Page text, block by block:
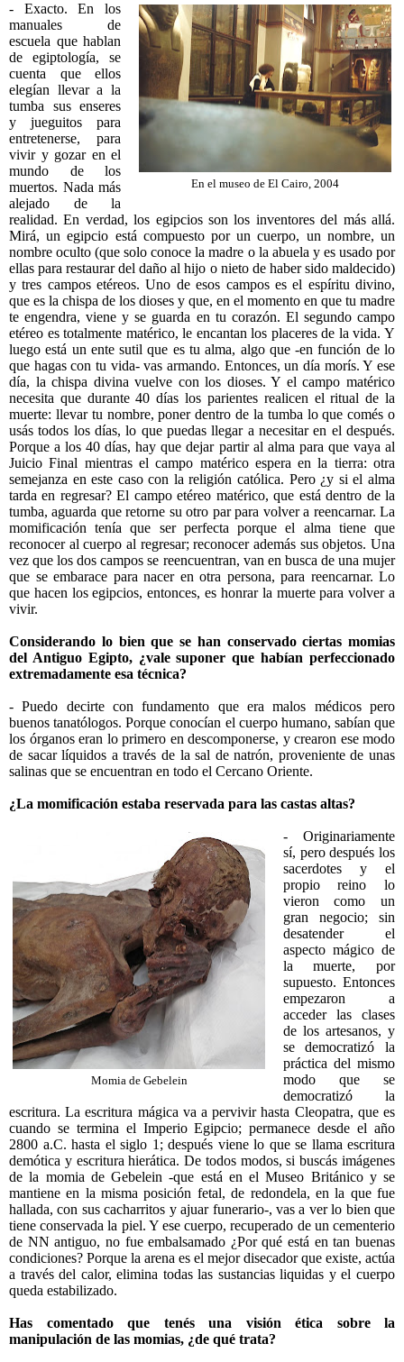
En el museo de El Cairo, 2004
- Exacto. En los
manuales de
escuela que hablan
de egiptología, se
cuenta que ellos
elegían llevar a la
tumba sus enseres
y jueguitos para
entretenerse, para
vivir y gozar en el
mundo de los
muertos. Nada más
alejado de la
realidad. En verdad, los egipcios son los inventores del más allá.
Mirá, un egipcio está compuesto por un cuerpo, un nombre, un
nombre oculto (que solo conoce la madre o la abuela y es usado por
ellas para restaurar del daño al hijo o nieto de haber sido maldecido)
y tres campos etéreos. Uno de esos campos es el espíritu divino,
que es la chispa de los dioses y que, en el momento en que tu madre
te engendra, viene y se guarda en tu corazón. El segundo campo
etéreo es totalmente matérico, le encantan los placeres de la vida. Y
luego está un ente sutil que es tu alma, algo que -en función de lo
que hagas con tu vida- vas armando. Entonces, un día morís. Y ese
día, la chispa divina vuelve con los dioses. Y el campo matérico
necesita que durante 40 días los parientes realicen el ritual de la
muerte: llevar tu nombre, poner dentro de la tumba lo que comés o
usás todos los días, lo que puedas llegar a necesitar en el después.
Porque a los 40 días, hay que dejar partir al alma para que vaya al
Juicio Final mientras el campo matérico espera en la tierra: otra
semejanza en este caso con la religión católica. Pero ¿y si el alma
tarda en regresar? El campo etéreo matérico, que está dentro de la
tumba, aguarda que retorne su otro par para volver a reencarnar. La
momificación tenía que ser perfecta porque el alma tiene que
reconocer al cuerpo al regresar; reconocer además sus objetos. Una
vez que los dos campos se reencuentran, van en busca de una mujer
que se embarace para nacer en otra persona, para reencarnar. Lo
que hacen los egipcios, entonces, es honrar la muerte para volver a
vivir.
Considerando lo bien que se han conservado ciertas momias
del Antiguo Egipto, ¿vale suponer que habían perfeccionado
extremadamente esa técnica?
- Puedo decirte con fundamento que era malos médicos pero
buenos tanatólogos. Porque conocían el cuerpo humano, sabían que
los órganos eran lo primero en descomponerse, y crearon ese modo
de sacar líquidos a través de la sal de natrón, proveniente de unas
salinas que se encuentran en todo el Cercano Oriente.
¿La momificación estaba reservada para las castas altas?
Momia de Gebelein
- Originariamente
sí, pero después los
sacerdotes y el
propio reino lo
vieron como un
gran negocio; sin
desatender el
aspecto mágico de
la muerte, por
supuesto. Entonces
empezaron a
acceder las clases
de los artesanos, y
se democratizó la
práctica del mismo
modo que se
democratizó la
escritura. La escritura mágica va a pervivir hasta Cleopatra, que es
cuando se termina el Imperio Egipcio; permanece desde el año
2800 a.C. hasta el siglo 1; después viene lo que se llama escritura
demótica y escritura hierática. De todos modos, si buscás imágenes
de la momia de Gebelein -que está en el Museo Británico y se
mantiene en la misma posición fetal, de redondela, en la que fue
hallada, con sus cacharritos y ajuar funerario-, vas a ver lo bien que
tiene conservada la piel. Y ese cuerpo, recuperado de un cementerio
de NN antiguo, no fue embalsamado ¿Por qué está en tan buenas
condiciones? Porque la arena es el mejor disecador que existe, actúa
a través del calor, elimina todas las sustancias liquidas y el cuerpo
queda estabilizado.
Has comentado que tenés una visión ética sobre la
manipulación de las momias, ¿de qué trata?